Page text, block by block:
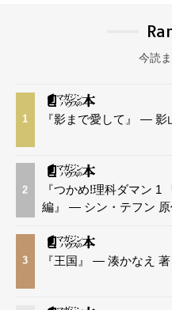
今読
1 『影まで愛して』 — 影
2
『つかめ!理科ダマン 1
編』 — シン・テフン 原
3 『王国』 — 湊かなえ 著